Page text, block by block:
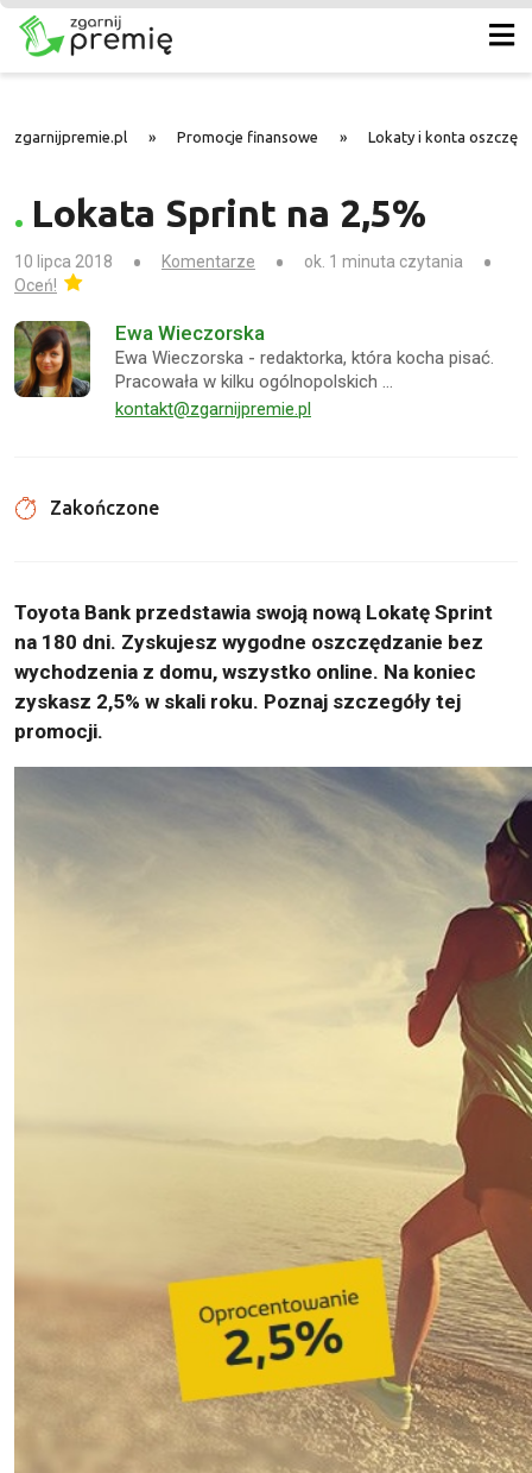
zgarnijpremie.pl » Promocje finansowe » Lokaty i konta
Lokata Sprint na 2,5%
10 lipca 2018 Komentarze
ok. 1 minuta czytania
Oceń!
Ewa Wieczorska
Ewa Wieczorska - redaktorka, która kocha pisać.
Pracowała w kilku ogólnopolskich …
kontakt@zgarnijpremie.pl
Zakończone
Toyota Bank przedstawia swoją nową Lokatę Sprint
na 180 dni. Zyskujesz wygodne oszczędzanie bez
wychodzenia z domu, wszystko online. Na koniec
zyskasz 2,5% w skali roku. Poznaj szczegóły tej
promocji.